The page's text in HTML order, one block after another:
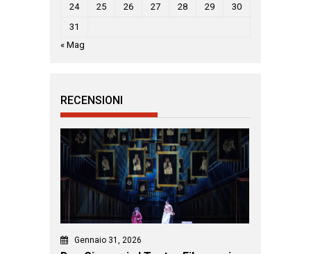
24
25 26 27 28 29
30
31
« Mag
RECENSIONI
Gennaio 31, 2026